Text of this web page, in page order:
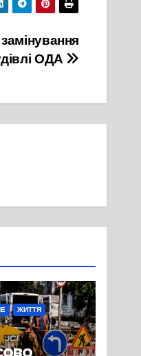
ОДА
ЖИТТЯ